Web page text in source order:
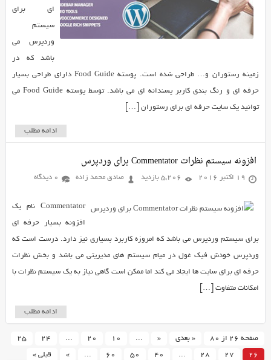
ای برای
سیستم
وردپرس می
باشد که در
زمینه رستوران و… طراحی شده است. پوسته Food Guide دارای طراحی بسیار
حرفه ای و رنگ بندی کاربر پسندانه ای می باشد. توسط پوسته Food Guide می
توانید یک سایت حرفه ای برای رستوران […]
ادامه مطلب
افزونه سیستم نظرات Commentator برای وردپرس
19 اکتبر 2016 5,206 بازدید صادق محمد زاده 0 دیدگاه
Commentator نام یک
افزونه بسیار حرفه ای
برای سیستم وردپرس می باشد که امروزه کاربرد بسیاری نیز دارد. درست است که
وردپرس خودش فیک غول در میام سیستم های مدیریتی می باشد و بخش نظرات
حرفه ای برای سایت ها ایجاد می کند اما ممکن است گاهی نیاز به یک سیستم نظرات با
امکانات متفاوت […]
ادامه مطلب
صفحه 26 از 80 « بعدی «
...
10
20
...
24
25
26
27
28
...
40
50
60
...
» قبلی »